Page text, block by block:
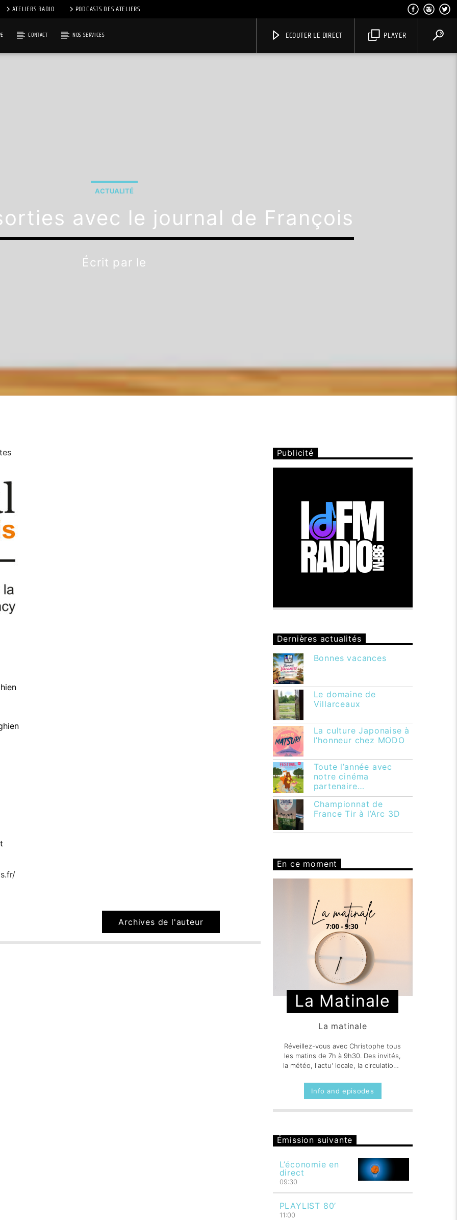
ATELIERS RADIO PODCASTS DES ATELIERS
CONTACT NOS SERVICES PLAYER
ECOUTER LE DIRECT
ACTUALITÉ
avec le journal de François
Écrit par le
Archives de l'auteur
Publicité
Dernières actualités
Bonnes vacances
Le domaine de
Villarceaux
La culture Japonaise à
l’honneur chez MODO
Toute l’année avec
notre cinéma
partenaire…
Championnat de
France Tir à l’Arc 3D
En ce moment
La Matinale
La matinale
Réveillez-vous avec Christophe tous
les matins de 7h à 9h30. Des invités,
la météo, l'actu' locale, la circulation...
Info and episodes
Émission suivante
L’économie en
direct
09:30
PLAYLIST 80′
11:00